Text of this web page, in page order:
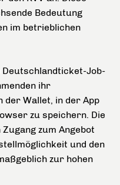
Bedeutung
im betrieblichen
Job-
ihr
der Wallet, in der App
zu speichern. Die
zum Angebot
und den
zur hohen